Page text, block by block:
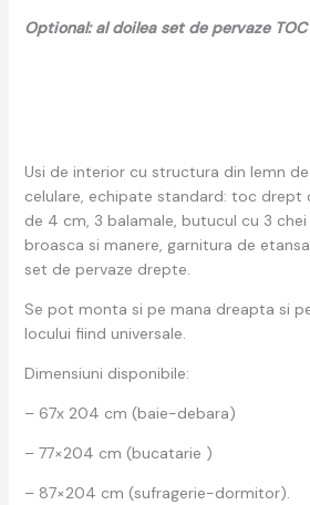
Optional: al doilea set de pervaze
Usi de interior cu structura din lemn
celulare, echipate standard: toc drept
de 4 cm, 3 balamale, butucul cu 3
broasca si manere, garnitura de
set de pervaze drepte.
Se pot monta si pe mana dreapta si
locului fiind universale.
Dimensiuni disponibile:
– 67x 204 cm (baie-debara)
– 77×204 cm (bucatarie )
– 87×204 cm (sufragerie-dormitor).